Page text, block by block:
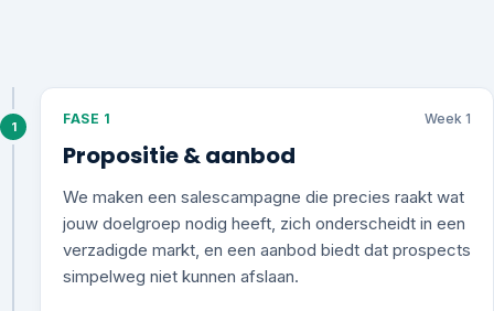
1 FASE 1 Week 1
Propositie & aanbod
We maken een salescampagne die precies raakt wat
jouw doelgroep nodig heeft, zich onderscheidt in een
verzadigde markt, en een aanbod biedt dat prospects
simpelweg niet kunnen afslaan.